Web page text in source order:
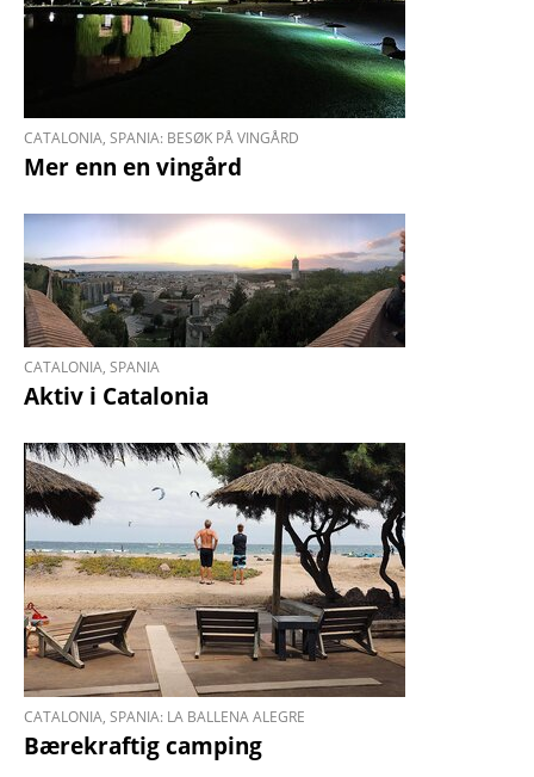
CATALONIA, SPANIA: BESØK PÅ VINGÅRD
Mer enn en vingård
CATALONIA, SPANIA
Aktiv i Catalonia
CATALONIA, SPANIA: LA BALLENA ALEGRE
Bærekraftig camping